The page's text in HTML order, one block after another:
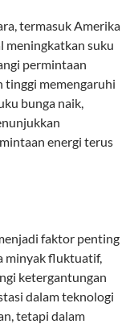
termasuk Amerika
meningkatkan suku
permintaan
tinggi memengaruhi
bunga naik,
energi terus
faktor penting
minyak fluktuatif,
ketergantungan
dalam teknologi
tetapi dalam